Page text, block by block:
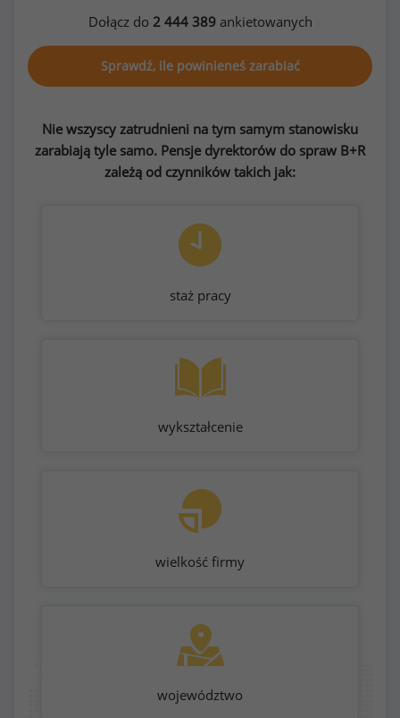
Dołącz do 2 444 389ankietowanych
Sprawdź, ile powinieneś zarabiać
Nie wszyscy zatrudnieni na tym samym stanowisku
zarabiają tyle samo. Pensje dyrektorów do spraw B+R
zależą od czynników takich jak:
staż pracy
wykształcenie
wielkość firmy
województwo